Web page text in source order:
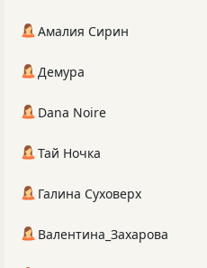
Амалия Сирин
Демура
Dana Noire
Тай Ночка
Галина Суховерх
Валентина_Захарова